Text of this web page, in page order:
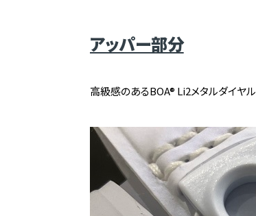
アッパー部分
高級感のあるBOA® Li2メタルダイヤル